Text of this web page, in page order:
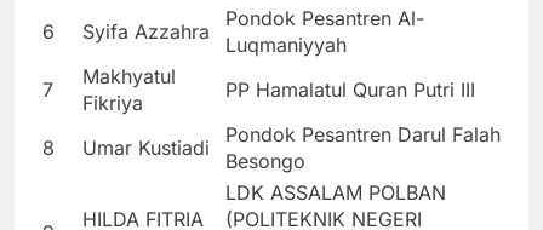
6 Syifa Azzahra
Pondok Pesantren Al-
Luqmaniyyah
7
Makhyatul
Fikriya
PP Hamalatul Quran Putri III
8 Umar Kustiadi
Pondok Pesantren Darul Falah
Besongo
HILDA FITRIA
LDK ASSALAM POLBAN
(POLITEKNIK NEGERI